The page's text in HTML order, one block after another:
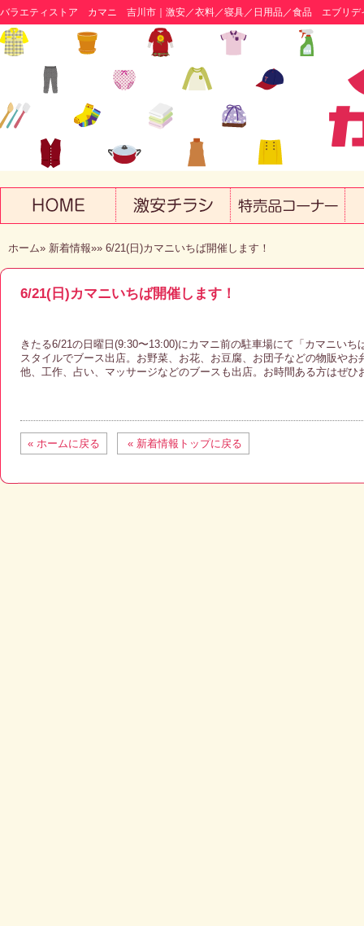
バラエティストア カマニ 吉川市｜激安／衣料／寝具／日用品／食品 エブリ
ホーム» 新着情報»» 6/21(日)カマニいちば開催します！
6/21(日)カマニいちば開催します！
きたる6/21の日曜日(9:30〜13:00)にカマニ前の駐車場にて「カマニい
スタイルでブース出店。お野菜、お花、お豆腐、お団子などの物販や
他、工作、占い、マッサージなどのブースも出店。お時間ある方はぜひ
« ホームに戻る « 新着情報トップに戻る